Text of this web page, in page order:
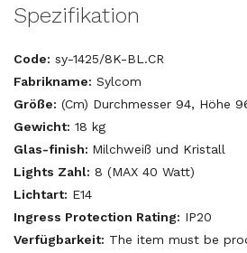
Spezifikation
Code: sy-1425/8K-BL.CR
Fabrikname: Sylcom
Größe: (Cm) Durchmesser 94, Höhe
Gewicht: 18 kg
Glas-finish: Milchweiß und Kristall
Lights Zahl: 8 (MAX 40 Watt)
Lichtart: E14
Ingress Protection Rating: IP20
Verfügbarkeit: The item must be